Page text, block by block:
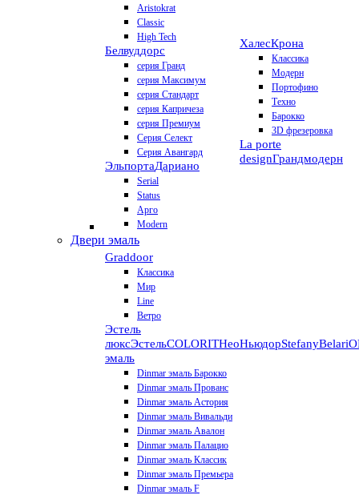
Aristokrat
Classic
High Tech
Белвуддорс
серия Гранд
серия Максимум
серия Стандарт
серия Капричеза
серия Премиум
Серия Селект
Серия Авангард
ЭльпортаДариано
Serial
Status
Арго
Modern
ХалесКрона
Классика
Модерн
Портофино
Техно
Барокко
3D фрезеровка
La porte
designГрандмодерн
Двери эмаль
Graddoor
Классика
Мир
Line
Ветро
Эстель
люксЭстельCOLORITНеоНьюдорStefanyBelari
эмаль
Dinmar эмаль Барокко
Dinmar эмаль Прованс
Dinmar эмаль Астория
Dinmar эмаль Вивальди
Dinmar эмаль Авалон
Dinmar эмаль Палацио
Dinmar эмаль Классик
Dinmar эмаль Премьера
Dinmar эмаль F